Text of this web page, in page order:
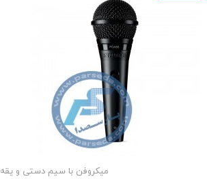
میکروفن با سیم دستی و یقه